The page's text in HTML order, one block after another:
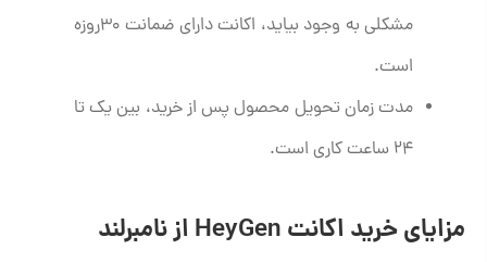
مشکلی به وجود بیاید، اکانت دارای ضمانت ۳۰روزه
است.
مدت زمان تحویل محصول پس از خرید، بین یک تا
۲۴ ساعت کاری است.
مزایای خرید اکانت HeyGen از نامبرلند